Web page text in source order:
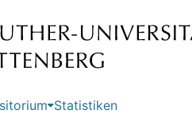
Statistiken